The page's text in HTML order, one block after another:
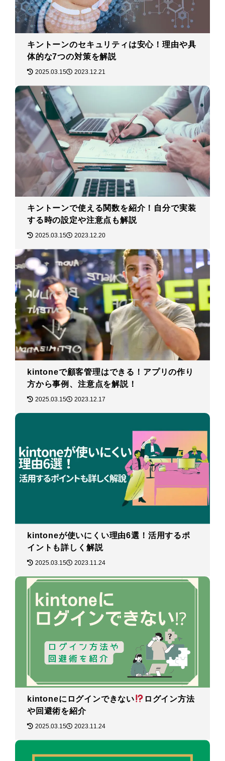
キントーンのセキュリティは安心！理由や具
体的な7つの対策を解説
2025.03.15 2023.12.21
キントーンで使える関数を紹介！自分で実装
する時の設定や注意点も解説
2025.03.15 2023.12.20
kintoneで顧客管理はできる！アプリの作り
方から事例、注意点を解説！
2025.03.15 2023.12.17
kintoneが使いにくい理由6選！活用するポ
イントも詳しく解説
2025.03.15 2023.11.24
kintoneにログインできない
ログイン方法
や回避術を紹介
2025.03.15 2023.11.24